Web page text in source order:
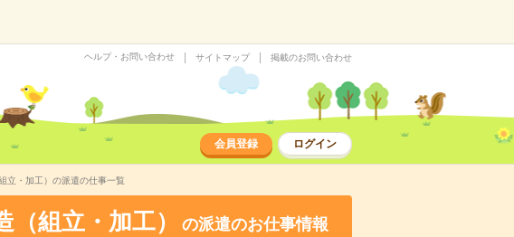
ヘルプ・お問い合わせ サイトマップ 掲載のお問い合わせ
会員登録 ログイン
立・加工）の派遣の仕事一覧
（組立・加工）
の派遣のお仕事情報